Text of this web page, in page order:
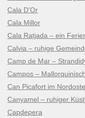
Cala D’Or
Cala Millor
Cala Ratjada – ein
Calvia – ruhige
Camp de Mar –
Can Picafort im
Canyamel – ruhiger
Capdepera